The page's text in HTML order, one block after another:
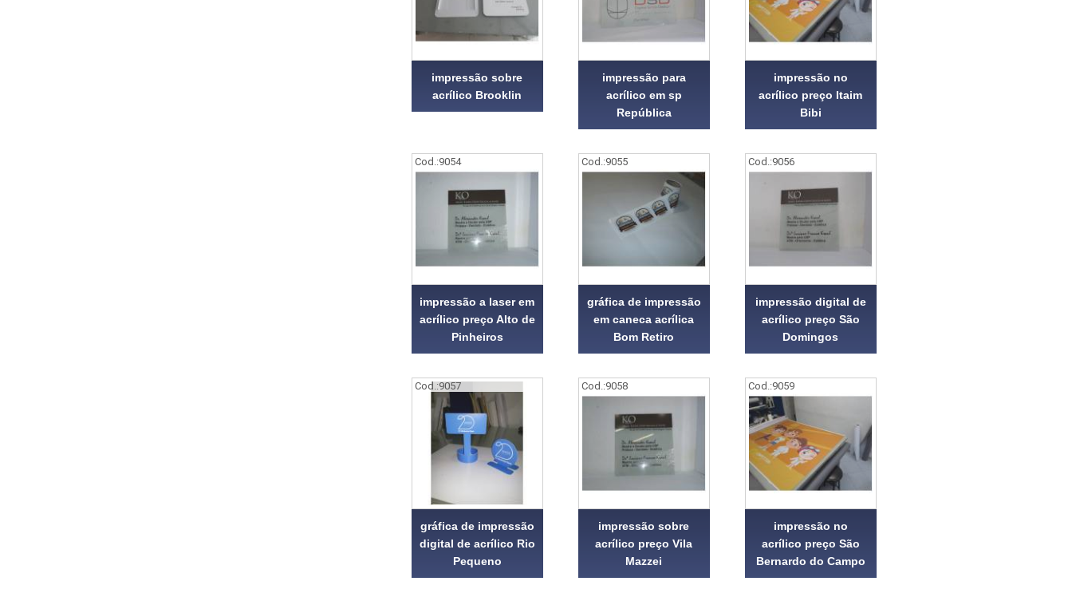
impressão sobre
acrílico Brooklin
impressão para
acrílico em sp
República
impressão no
acrílico preço Itaim
Bibi
Cod.:9054
impressão a laser em
acrílico preço Alto de
Pinheiros
Cod.:9055
gráfica de impressão
em caneca acrílica
Bom Retiro
Cod.:9056
impressão digital de
acrílico preço São
Domingos
Cod.:9057
gráfica de impressão
digital de acrílico Rio
Pequeno
Cod.:9058
impressão sobre
acrílico preço Vila
Mazzei
Cod.:9059
impressão no
acrílico preço São
Bernardo do Campo